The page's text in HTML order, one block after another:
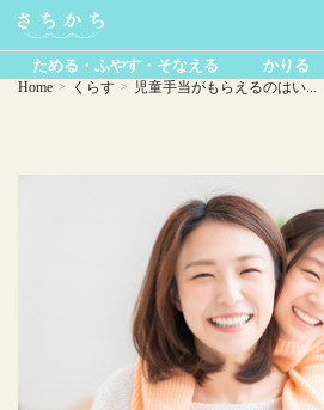
ためる・ふやす・そなえる かりる
Home > くらす > 児童手当がもらえるのはい...